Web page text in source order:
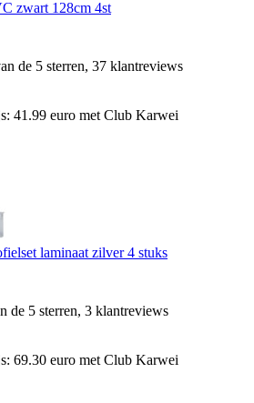
zwart 128cm 4st
de 5 sterren, 37 klantreviews
41.99 euro met Club Karwei
laminaat zilver 4 stuks
de 5 sterren, 3 klantreviews
69.30 euro met Club Karwei